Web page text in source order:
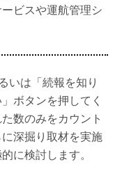
ビスや運航管理シ
いは「続報を知り
ボタンを押してく
数のみをカウント
深掘り取材を実施
に検討します。